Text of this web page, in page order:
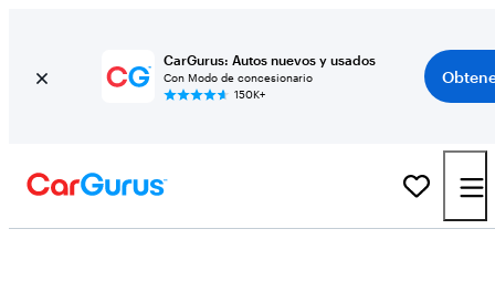
CarGurus: Autos nuevos y usados
Con Modo de concesionario
150K+